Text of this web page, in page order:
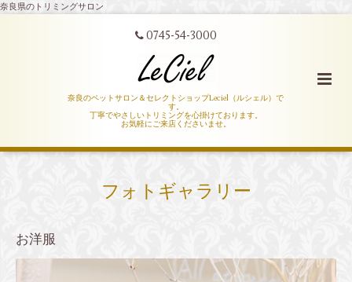
奈良県のトリミングサロン
0745-54-3000
奈良のペットサロン＆セレクトショップLeciel（ルシェル）で
す。
丁寧でやさしいトリミングを心掛けております。
お気軽にご来店くださいませ。
フォトギャラリー
お洋服